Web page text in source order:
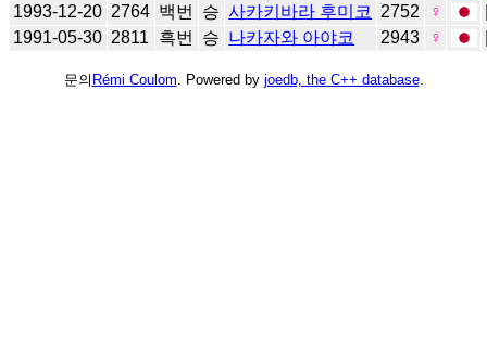
1993-12-20 2764 백번 승 사카키바라 후미코 2752 ♀
1991-05-30 2811 흑번 승 나카자와 아야코 2943 ♀
문의 Rémi Coulom . Powered by joedb, the C++ database.